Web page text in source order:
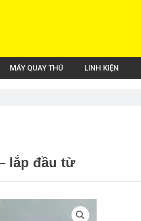
MÁY QUAY THÚ LINH KIỆN
lắp đầu từ